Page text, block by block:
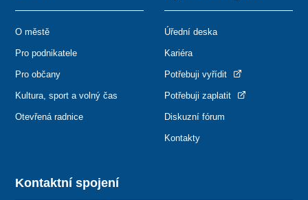
Kontaktní spojení
O městě
Pro podnikatele
Pro občany
Kultura, sport a volný čas
Otevřená radnice
Úřední deska
Kariéra
Potřebuji vyřídit
Potřebuji zaplatit
Diskuzní fórum
Kontakty